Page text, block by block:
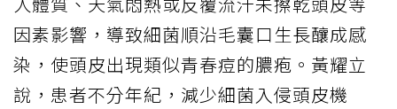
因素影響，導致細菌順沿毛囊口生長釀成感
染，使頭皮出現類似青春痘的膿疱。黃耀立
說，患者不分年紀，減少細菌入侵頭皮機